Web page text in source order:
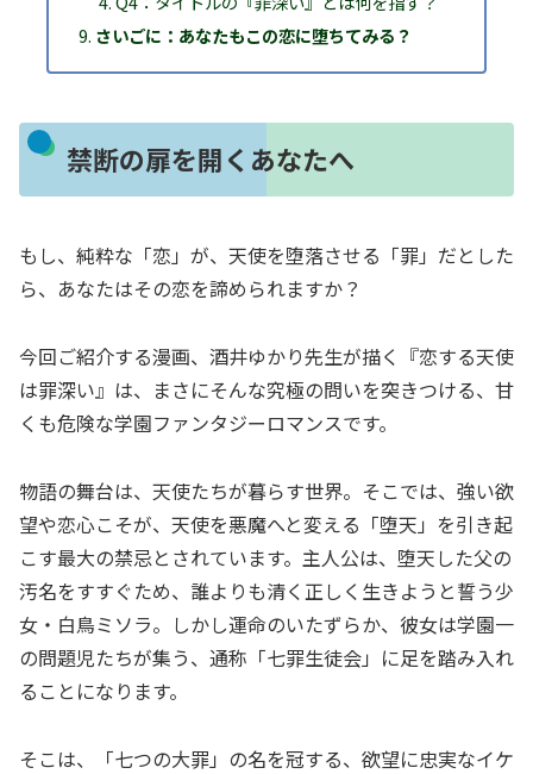
さいごに：あなたもこの恋に堕ちてみる？
禁断の扉を開くあなたへ
もし、純粋な「恋」が、天使を堕落させる「罪」だとした
ら、あなたはその恋を諦められますか？
今回ご紹介する漫画、酒井ゆかり先生が描く『恋する天使
は罪深い』は、まさにそんな究極の問いを突きつける、甘
くも危険な学園ファンタジーロマンスです。
物語の舞台は、天使たちが暮らす世界。そこでは、強い欲
望や恋心こそが、天使を悪魔へと変える「堕天」を引き起
こす最大の禁忌とされています。主人公は、堕天した父の
汚名をすすぐため、誰よりも清く正しく生きようと誓う少
女・白鳥ミソラ。しかし運命のいたずらか、彼女は学園一
の問題児たちが集う、通称「七罪生徒会」に足を踏み入れ
ることになります。
そこは、「七つの大罪」の名を冠する、欲望に忠実なイケ